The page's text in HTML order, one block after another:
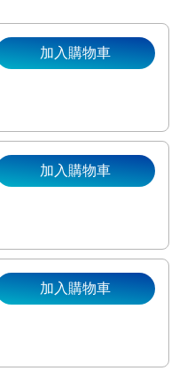
加入購物車
加入購物車
加入購物車